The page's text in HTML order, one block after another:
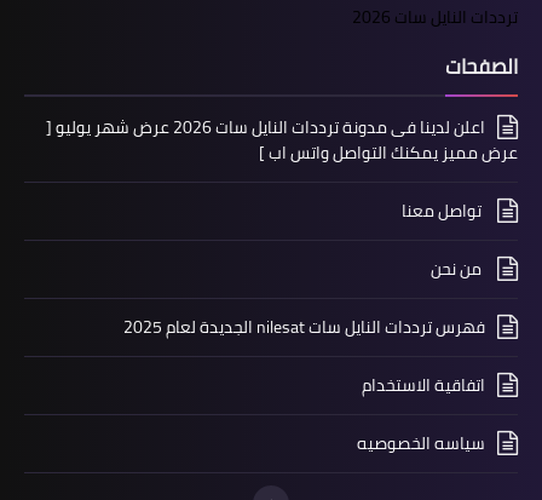
ترددات النايل سات 2026
الصفحات
اعلن لدينا فى مدونة ترددات النايل سات 2026 عرض شهر يوليو [
عرض مميز يمكنك التواصل واتس اب ]
تواصل معنا
من نحن
فهرس ترددات النايل سات nilesat الجديدة لعام 2025
اتفاقية الاستخدام
سياسه الخصوصيه